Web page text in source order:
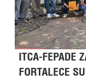
ITCA-FEPADE
FORTALECE